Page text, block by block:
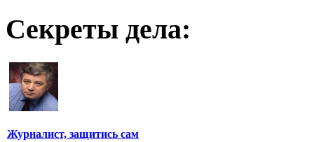
Секреты дела:
Журналист, защитись сам